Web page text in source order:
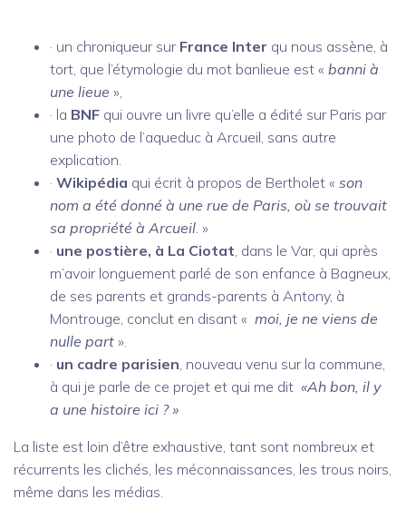
· un chroniqueur sur France Inter qu nous assène, à
tort, que l’étymologie du mot banlieue est « banni à
une lieue »,
· la BNF qui ouvre un livre qu’elle a édité sur Paris par
une photo de l’aqueduc à Arcueil, sans autre
explication.
· Wikipédia qui écrit à propos de Bertholet « son
nom a été donné à une rue de Paris, où se trouvait
sa propriété à Arcueil. »
· une postière, à La Ciotat, dans le Var, qui après
m’avoir longuement parlé de son enfance à Bagneux,
de ses parents et grands-parents à Antony, à
Montrouge, conclut en disant « moi, je ne viens de
nulle part ».
· un cadre parisien, nouveau venu sur la commune,
à qui je parle de ce projet et qui me dit «Ah bon, il y
a une histoire ici ? »
La liste est loin d’être exhaustive, tant sont nombreux et
récurrents les clichés, les méconnaissances, les trous noirs,
même dans les médias.